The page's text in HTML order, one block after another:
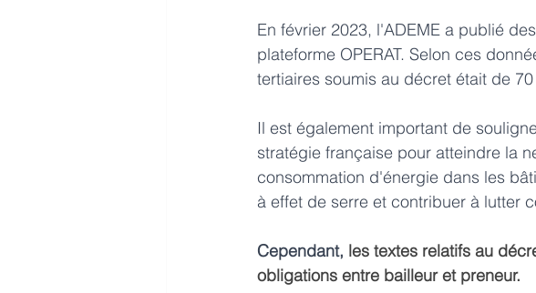
En février 2023, l'ADEME a publié
plateforme OPERAT. Selon ces
tertiaires soumis au décret était de
Il est également important de
stratégie française pour atteindre la
consommation d'énergie dans les
à effet de serre et contribuer à lutter
Cependant, les textes relatifs au
obligations entre bailleur et preneur.